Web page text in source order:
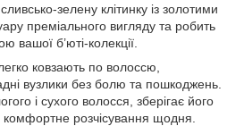
зелену клітинку із золотими
преміального вигляду та робить
вашої б’юті-колекції.
ковзають по волоссю,
вузлики без болю та пошкоджень.
і сухого волосся, зберігає його
комфортне розчісування щодня.